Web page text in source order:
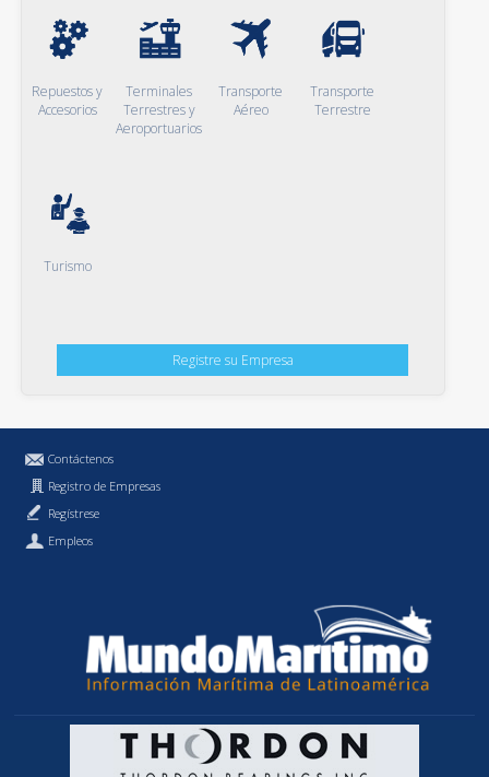
Repuestos y
Accesorios
Terminales
Terrestres y
Aeroportuarios
Transporte
Aéreo
Transporte
Terrestre
Turismo
Registre su Empresa
Contáctenos
Registro de Empresas
Regístrese
Empleos
Política de Privacidad
MundoMaritimo.cl es una marca registrada de MundoMaritimo Ltda.